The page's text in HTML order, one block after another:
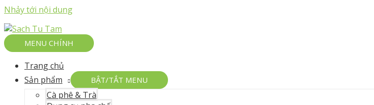
Nhảy tới nội dung
MENU CHÍNH
Trang chủ
Sản phẩm
BẬT/TẮT MENU
Cà phê & Trà